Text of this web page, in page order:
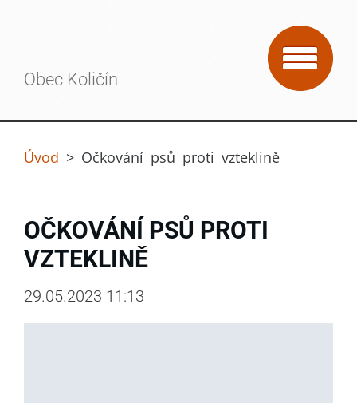
Obec Količín
Úvod > Očkování psů proti vzteklině
OČKOVÁNÍ PSŮ PROTI
VZTEKLINĚ
29.05.2023 11:13